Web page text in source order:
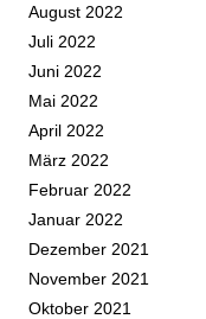
August 2022
Juli 2022
Juni 2022
Mai 2022
April 2022
März 2022
Februar 2022
Januar 2022
Dezember 2021
November 2021
Oktober 2021